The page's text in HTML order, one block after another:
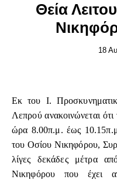
Θεία
18
Εκ του Ι.
Λεπρού ανακοινώνεται
ώρα 8.00π.μ. έως
του Οσίου Νικηφόρου,
λίγες δεκάδες μέτρα
Νικηφόρου που έχει